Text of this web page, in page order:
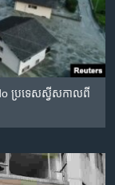
ប្រទេស​ស្វីស​កាល​ពី​